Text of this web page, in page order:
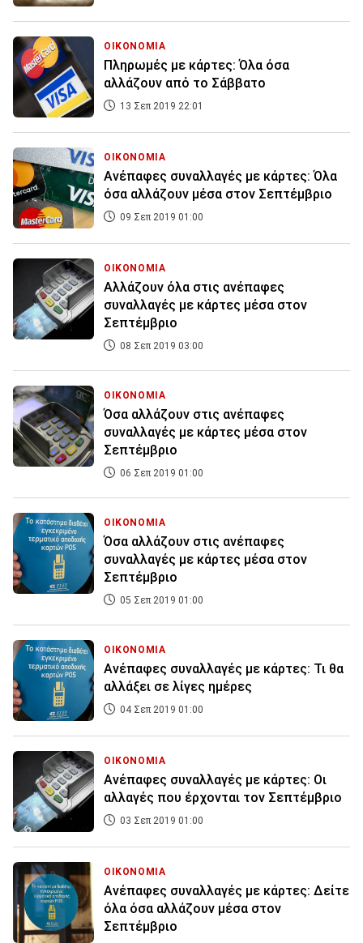
ΟΙΚΟΝΟΜΙΑ
Πληρωμές με κάρτες: Όλα όσα
αλλάζουν από το Σάββατο
13 Σεπ 2019 22:01
ΟΙΚΟΝΟΜΙΑ
Aνέπαφες συναλλαγές με κάρτες: Όλα
όσα αλλάζουν μέσα στον Σεπτέμβριο
09 Σεπ 2019 01:00
ΟΙΚΟΝΟΜΙΑ
Αλλάζουν όλα στις ανέπαφες
συναλλαγές με κάρτες μέσα στον
Σεπτέμβριο
08 Σεπ 2019 03:00
ΟΙΚΟΝΟΜΙΑ
Όσα αλλάζουν στις ανέπαφες
συναλλαγές με κάρτες μέσα στον
Σεπτέμβριο
06 Σεπ 2019 01:00
ΟΙΚΟΝΟΜΙΑ
Όσα αλλάζουν στις ανέπαφες
συναλλαγές με κάρτες μέσα στον
Σεπτέμβριο
05 Σεπ 2019 01:00
ΟΙΚΟΝΟΜΙΑ
Ανέπαφες συναλλαγές με κάρτες: Τι θα
αλλάξει σε λίγες ημέρες
04 Σεπ 2019 01:00
ΟΙΚΟΝΟΜΙΑ
Ανέπαφες συναλλαγές με κάρτες: Οι
αλλαγές που έρχονται τον Σεπτέμβριο
03 Σεπ 2019 01:00
ΟΙΚΟΝΟΜΙΑ
Ανέπαφες συναλλαγές με κάρτες: Δείτε
όλα όσα αλλάζουν μέσα στον
Σεπτέμβριο